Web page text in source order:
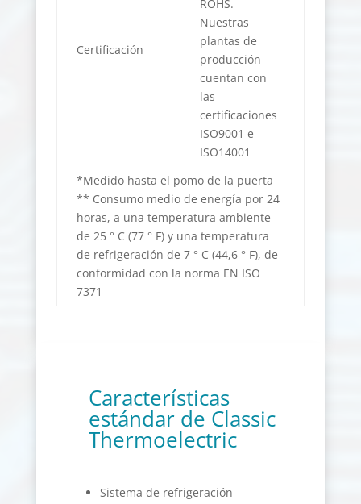
Certificación
ROHS.
Nuestras
plantas de
producción
cuentan con
las
certificaciones
ISO9001 e
ISO14001
*Medido hasta el pomo de la puerta
** Consumo medio de energía por 24
horas, a una temperatura ambiente
de 25 ° C (77 ° F) y una temperatura
de refrigeración de 7 ° C (44,6 ° F), de
conformidad con la norma EN ISO
7371
Características
estándar de Classic
Thermoelectric
Sistema de refrigeración